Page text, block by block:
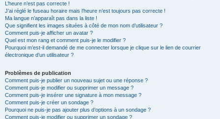
L’heure n’est pas correcte !
J’ai réglé le fuseau horaire mais l’heure n’est toujours pas correcte !
Ma langue n’apparaît pas dans la liste !
Que signifient les images situées à côté de mon nom d’utilisateur ?
Comment puis-je afficher un avatar ?
Quel est mon rang et comment puis-je le modifier ?
Pourquoi m’est-il demandé de me connecter lorsque je clique sur le lien de courrier
électronique d’un utilisateur ?
Problèmes de publication
Comment puis-je publier un nouveau sujet ou une réponse ?
Comment puis-je modifier ou supprimer un message ?
Comment puis-je insérer une signature à mon message ?
Comment puis-je créer un sondage ?
Pourquoi ne puis-je pas ajouter plus d’options à un sondage ?
Comment puis-je modifier ou supprimer un sondage ?